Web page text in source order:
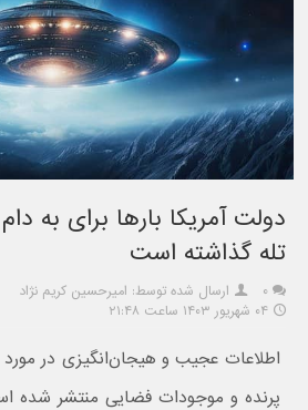
دولت آمریکا بارها برای به
تله گذاشته است
۰
ارسال شده توسط: امیرحسین کریم نژاد
۰۴ شهریور ۱۴۰۳ ساعت ۲۱:۴۸
اطلاعات عجیب و هیجان‌انگیزی در مورد
پرنده و موجودات فضایی منتشر شده